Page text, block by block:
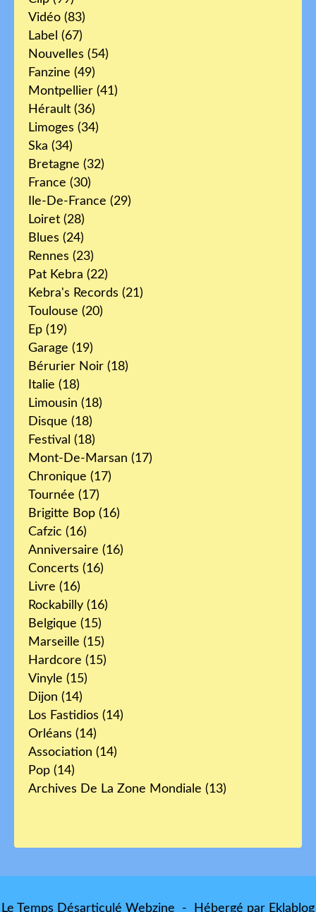
Vidéo (83)
Label (67)
Nouvelles (54)
Fanzine (49)
Montpellier (41)
Hérault (36)
Limoges (34)
Ska (34)
Bretagne (32)
France (30)
Ile-De-France (29)
Loiret (28)
Blues (24)
Rennes (23)
Pat Kebra (22)
Kebra's Records (21)
Toulouse (20)
Ep (19)
Garage (19)
Bérurier Noir (18)
Italie (18)
Limousin (18)
Disque (18)
Festival (18)
Mont-De-Marsan (17)
Chronique (17)
Tournée (17)
Brigitte Bop (16)
Cafzic (16)
Anniversaire (16)
Concerts (16)
Livre (16)
Rockabilly (16)
Belgique (15)
Marseille (15)
Hardcore (15)
Vinyle (15)
Dijon (14)
Los Fastidios (14)
Orléans (14)
Association (14)
Pop (14)
Archives De La Zone Mondiale (13)
Le Temps Désarticulé Webzine - Hébergé par Eklablog